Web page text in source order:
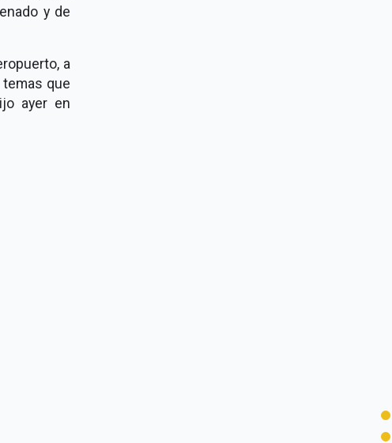
y de
a
que
ayer en